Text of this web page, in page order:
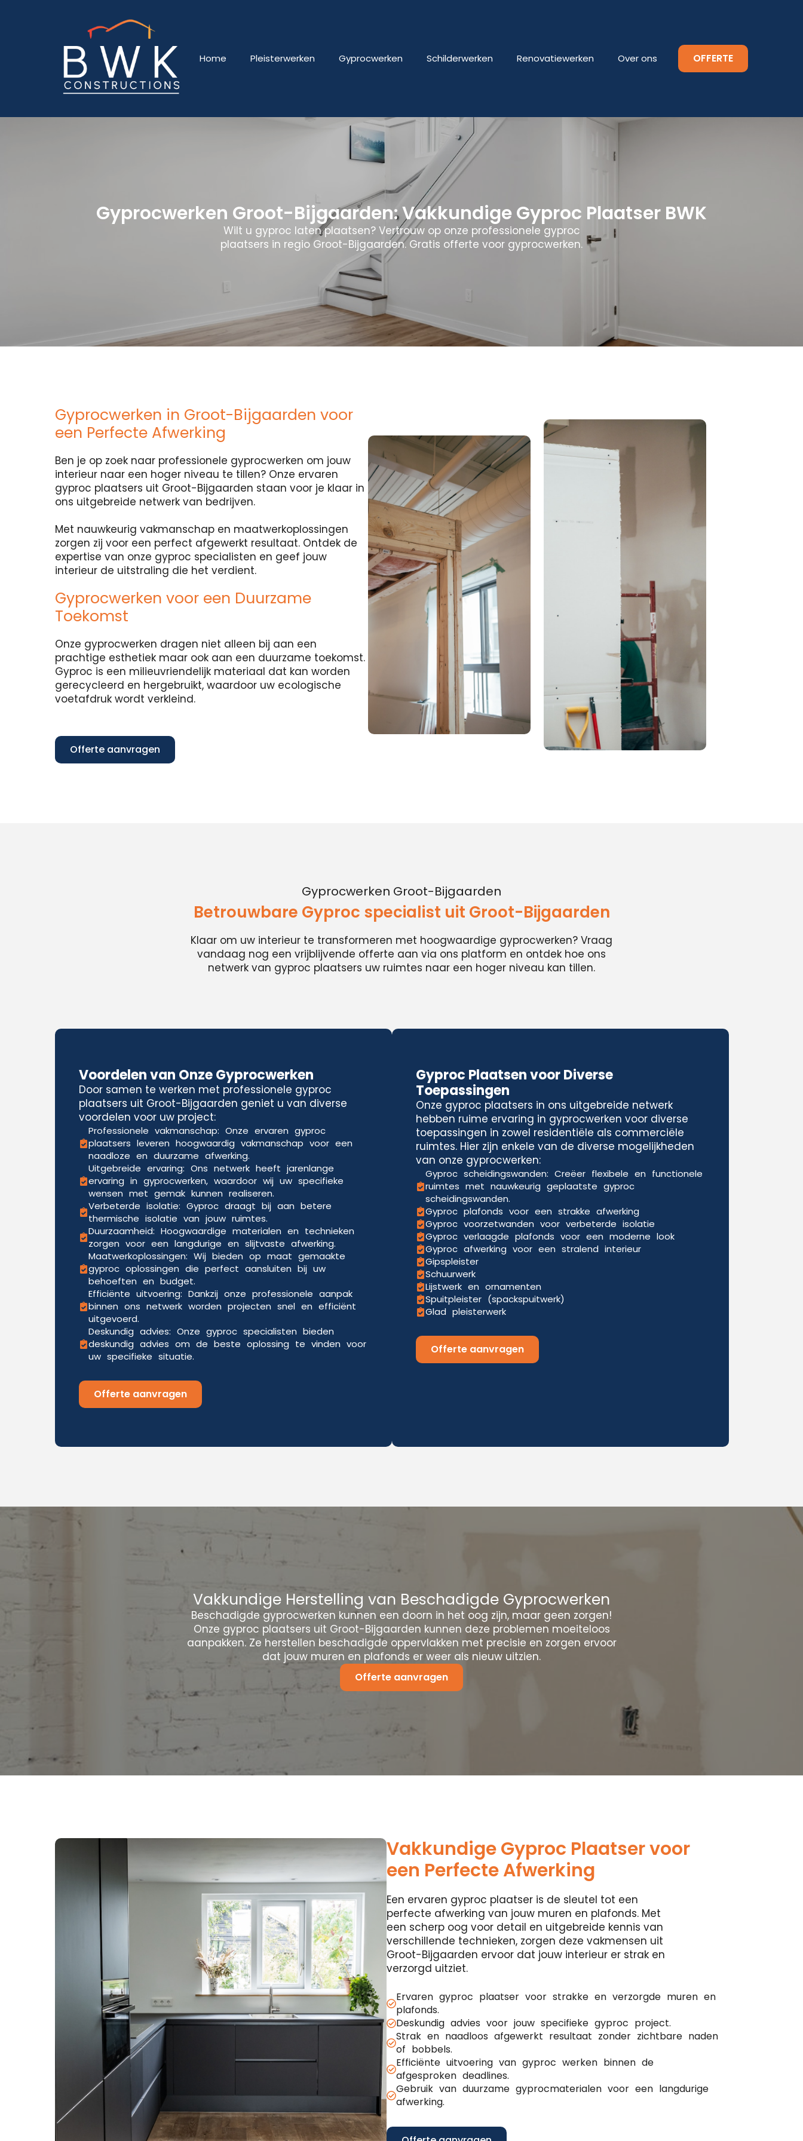
Home Pleisterwerken Gyprocwerken Schilderwerken Renovatiewerken Over ons OFFERTE
Gyprocwerken Groot-Bijgaarden: Vakkundige Gyproc Plaatser BWK
Wilt u gyproc laten plaatsen? Vertrouw op onze professionele gyproc
plaatsers in regio Groot-Bijgaarden. Gratis offerte voor gyprocwerken.
Gyprocwerken in Groot-Bijgaarden voor
een Perfecte Afwerking
Ben je op zoek naar professionele gyprocwerken om jouw
interieur naar een hoger niveau te tillen? Onze ervaren
gyproc plaatsers uit Groot-Bijgaarden staan voor je klaar in
ons uitgebreide netwerk van bedrijven.
Met nauwkeurig vakmanschap en maatwerkoplossingen
zorgen zij voor een perfect afgewerkt resultaat. Ontdek de
expertise van onze gyproc specialisten en geef jouw
interieur de uitstraling die het verdient.
Gyprocwerken voor een Duurzame
Toekomst
Onze gyprocwerken dragen niet alleen bij aan een
prachtige esthetiek maar ook aan een duurzame toekomst.
Gyproc is een milieuvriendelijk materiaal dat kan worden
gerecycleerd en hergebruikt, waardoor uw ecologische
voetafdruk wordt verkleind.
Offerte aanvragen
Gyprocwerken Groot-Bijgaarden
Betrouwbare Gyproc specialist uit Groot-Bijgaarden
Klaar om uw interieur te transformeren met hoogwaardige gyprocwerken? Vraag
vandaag nog een vrijblijvende offerte aan via ons platform en ontdek hoe ons
netwerk van gyproc plaatsers uw ruimtes naar een hoger niveau kan tillen.
Voordelen van Onze Gyprocwerken
Door samen te werken met professionele gyproc
plaatsers uit Groot-Bijgaarden geniet u van diverse
voordelen voor uw project:
Professionele vakmanschap: Onze ervaren gyproc
plaatsers leveren hoogwaardig vakmanschap voor een
naadloze en duurzame afwerking.
Uitgebreide ervaring: Ons netwerk heeft jarenlange
ervaring in gyprocwerken, waardoor wij uw specifieke
wensen met gemak kunnen realiseren.
Verbeterde isolatie: Gyproc draagt bij aan betere
thermische isolatie van jouw ruimtes.
Duurzaamheid: Hoogwaardige materialen en technieken
zorgen voor een langdurige en slijtvaste afwerking.
Maatwerkoplossingen: Wij bieden op maat gemaakte
gyproc oplossingen die perfect aansluiten bij uw
behoeften en budget.
Efficiënte uitvoering: Dankzij onze professionele aanpak
binnen ons netwerk worden projecten snel en efficiënt
uitgevoerd.
Deskundig advies: Onze gyproc specialisten bieden
deskundig advies om de beste oplossing te vinden voor
uw specifieke situatie.
Offerte aanvragen
Gyproc Plaatsen voor Diverse
Toepassingen
Onze gyproc plaatsers in ons uitgebreide netwerk
hebben ruime ervaring in gyprocwerken voor diverse
toepassingen in zowel residentiële als commerciële
ruimtes. Hier zijn enkele van de diverse mogelijkheden
van onze gyprocwerken:
Gyproc scheidingswanden: Creëer flexibele en functionele
ruimtes met nauwkeurig geplaatste gyproc
scheidingswanden.
Gyproc plafonds voor een strakke afwerking
Gyproc voorzetwanden voor verbeterde isolatie
Gyproc verlaagde plafonds voor een moderne look
Gyproc afwerking voor een stralend interieur
Gipspleister
Schuurwerk
Lijstwerk en ornamenten
Spuitpleister (spackspuitwerk)
Glad pleisterwerk
Offerte aanvragen
Vakkundige Herstelling van Beschadigde Gyprocwerken
Beschadigde gyprocwerken kunnen een doorn in het oog zijn, maar geen zorgen!
Onze gyproc plaatsers uit Groot-Bijgaarden kunnen deze problemen moeiteloos
aanpakken. Ze herstellen beschadigde oppervlakken met precisie en zorgen ervoor
dat jouw muren en plafonds er weer als nieuw uitzien.
Offerte aanvragen
Vakkundige Gyproc Plaatser voor
een Perfecte Afwerking
Een ervaren gyproc plaatser is de sleutel tot een
perfecte afwerking van jouw muren en plafonds. Met
een scherp oog voor detail en uitgebreide kennis van
verschillende technieken, zorgen deze vakmensen uit
Groot-Bijgaarden ervoor dat jouw interieur er strak en
verzorgd uitziet.
Ervaren gyproc plaatser voor strakke en verzorgde muren en
plafonds.
Deskundig advies voor jouw specifieke gyproc project.
Strak en naadloos afgewerkt resultaat zonder zichtbare naden
of bobbels.
Efficiënte uitvoering van gyproc werken binnen de
afgesproken deadlines.
Gebruik van duurzame gyprocmaterialen voor een langdurige
afwerking.